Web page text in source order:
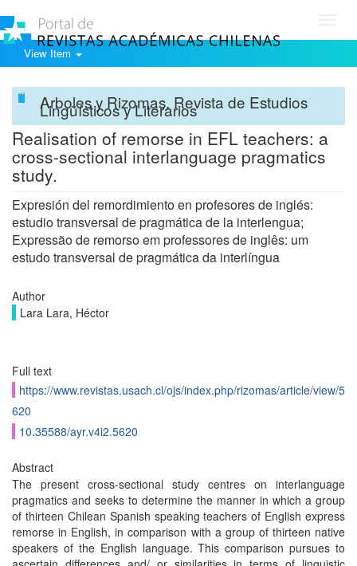
View Item
Arboles y Rizomas. Revista de Estudios
Lingüísticos y Literarios
Realisation of remorse in EFL teachers: a
cross-sectional interlanguage pragmatics
study.
Expresión del remordimiento en profesores de inglés:
estudio transversal de pragmática de la interlengua;
Expressão de remorso em professores de inglês: um
estudo transversal de pragmática da interlíngua
Author
Lara Lara, Héctor
Full text
https://www.revistas.usach.cl/ojs/index.php/rizomas/article/view/5
620
10.35588/ayr.v4i2.5620
Abstract
The present cross-sectional study centres on interlanguage
pragmatics and seeks to determine the manner in which a group
of thirteen Chilean Spanish speaking teachers of English express
remorse in English, in comparison with a group of thirteen native
speakers of the English language. This comparison pursues to